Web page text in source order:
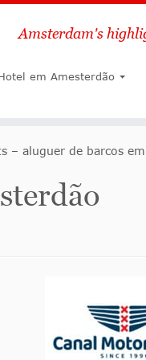
Amsterdam's
em Amesterdão
– aluguer de barcos